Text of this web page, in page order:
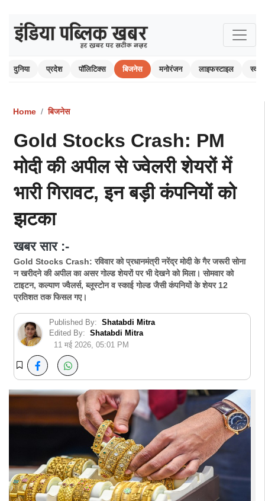
दुनिया प्रदेश पॉलिटिक्स बिजनेस मनोरंजन लाइफस्टाइल
Home बिजनेस
Gold Stocks Crash: PM
मोदी की अपील से ज्वेलरी शेयरों में
भारी गिरावट, इन बड़ी कंपनियों को
झटका
खबर सार :-
Gold Stocks Crash: रविवार को प्रधानमंत्री नरेंद्र मोदी के गैर जरूरी सोना
न खरीदने की अपील का असर गोल्ड शेयरों पर भी देखने को मिला। सोमवार को
टाइटन, कल्याण ज्वैलर्स, ब्लूस्टोन व स्काई गोल्ड जैसी कंपनियों के शेयर 12
प्रतिशत तक फिसल गए।
Published By: Shatabdi Mitra
Edited By: Shatabdi Mitra
11 मई 2026, 05:01 PM